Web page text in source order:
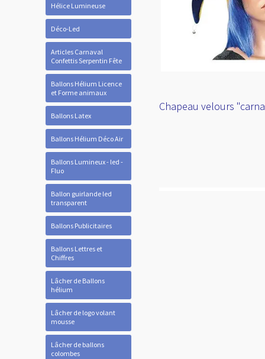
Hélice Lumineuse
Déco-Led
Articles Carnaval
Confettis Serpentin Fête
Ballons Hélium Licence
et Forme animaux
Ballons Latex
Ballons Hélium Déco Air
Ballons Lumineux - led -
Fluo
Ballon guirlande led
transparent
Ballons Publicitaires
Ballons Lettres et
Chiffres
Lâcher de Ballons
hélium
Lâcher de logo volant
mousse
Lâcher de ballons
colombes
Chapeau velours